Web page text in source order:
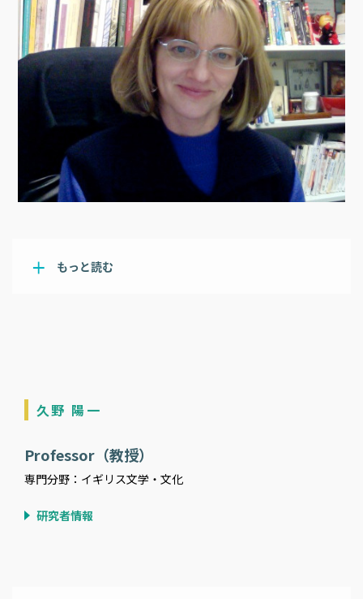
もっと読む
久野 陽一
Professor（教授）
専門分野：イギリス文学・文化
研究者情報